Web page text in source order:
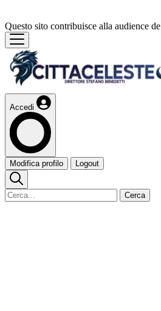
Questo sito contribuisce alla audience de
Accedi
Modifica profilo Logout
Cerca